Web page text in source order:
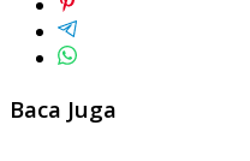
Baca Juga